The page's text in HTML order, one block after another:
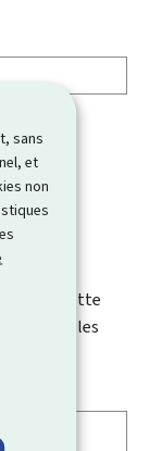
sans
et
non
cette
telles
etc.